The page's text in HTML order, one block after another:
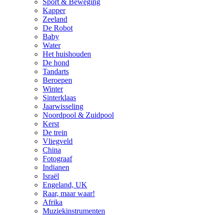
Sport & Beweging
Kapper
Zeeland
De Robot
Baby
Water
Het huishouden
De hond
Tandarts
Beroepen
Winter
Sinterklaas
Jaarwisseling
Noordpool & Zuidpool
Kerst
De trein
Vliegveld
China
Fotograaf
Indianen
Israël
Engeland, UK
Raar, maar waar!
Afrika
Muziekinstrumenten